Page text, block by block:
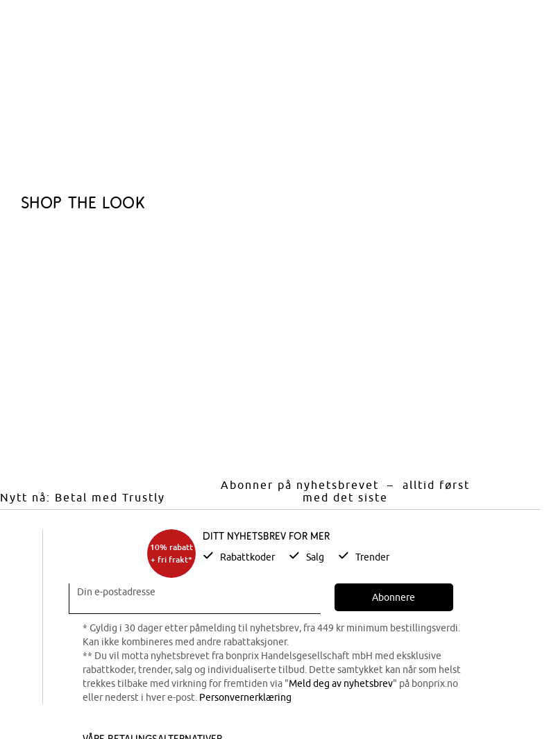
Shop the look
Nytt nå: Betal med Trustly
Abonner på nyhetsbrevet – alltid først
med det siste
10% rabatt
+ fri frakt*
Ditt nyhetsbrev for mer
Rabattkoder Salg Trender
Din e-postadresse Abonnere
* Gyldig i 30 dager etter påmelding til nyhetsbrev, fra 449 kr minimum bestillingsverdi.
Kan ikke kombineres med andre rabattaksjoner.
** Du vil motta nyhetsbrevet fra bonprix Handelsgesellschaft mbH med eksklusive
rabattkoder, trender, salg og individualiserte tilbud. Dette samtykket kan når som helst
trekkes tilbake med virkning for fremtiden via "Meld deg av nyhetsbrev" på bonprix.no
eller nederst i hver e-post. Personvernerklæring